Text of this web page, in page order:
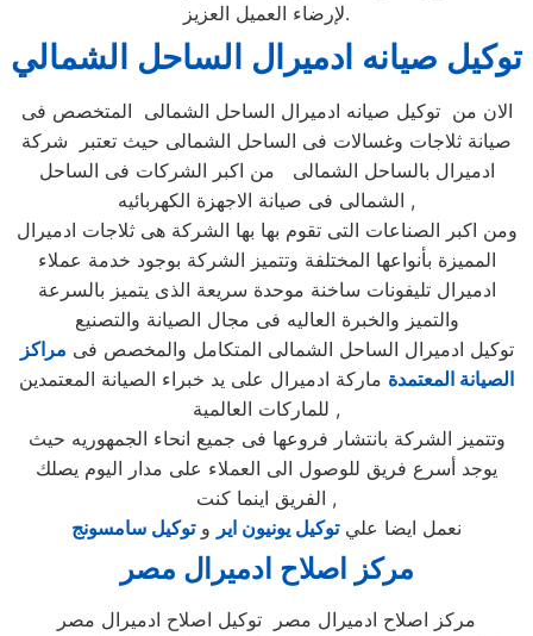
لإرضاء العميل العزيز.
توكيل صيانه ادميرال الساحل الشمالي
الان من توكيل صيانه ادميرال الساحل الشمالى المتخصص فى
صيانة ثلاجات وغسالات فى الساحل الشمالى حيث تعتبر شركة
ادميرال بالساحل الشمالى من اكبر الشركات فى الساحل
الشمالى فى صيانة الاجهزة الكهربائيه ,
ومن اكبر الصناعات التى تقوم بها بها الشركة هى ثلاجات ادميرال
المميزة بأنواعها المختلفة وتتميز الشركة بوجود خدمة عملاء
ادميرال تليفونات ساخنة موحدة سريعة الذى يتميز بالسرعة
والتميز والخبرة العاليه فى مجال الصيانة والتصنيع
توكيل ادميرال الساحل الشمالى المتكامل والمخصص فى مراكز
الصيانة المعتمدة ماركة ادميرال على يد خبراء الصيانة المعتمدين
للماركات العالمية ,
وتتميز الشركة بانتشار فروعها فى جميع انحاء الجمهوريه حيث
يوجد أسرع فريق للوصول الى العملاء على مدار اليوم يصلك
الفريق اينما كنت ,
نعمل ايضا عليتوكيل يونيون اير وتوكيل سامسونج
مركز اصلاح ادميرال مصر
مركز اصلاح ادميرال مصر توكيل اصلاح ادميرال مصر